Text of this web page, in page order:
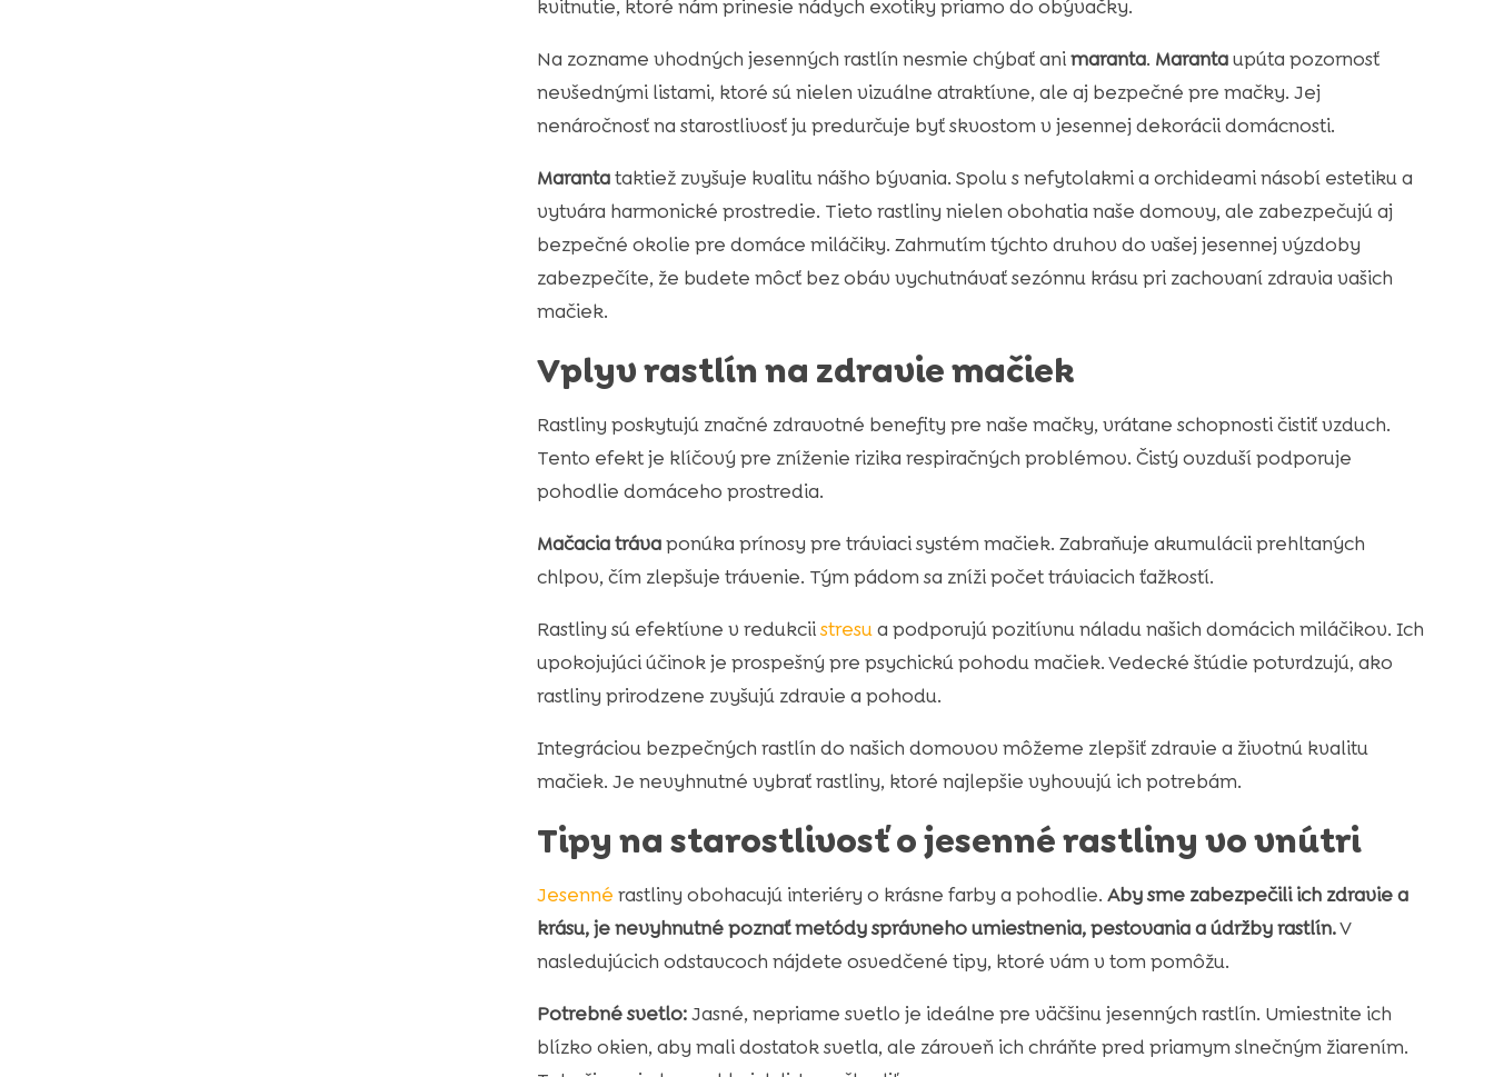
kvitnutie, ktoré nám prinesie nádych exotiky priamo do obývačky.
Na zozname vhodných jesenných rastlín nesmie chýbať animaranta. Marantaupúta pozornosť
nevšednými listami, ktoré sú nielen vizuálne atraktívne, ale aj bezpečné pre mačky. Jej
nenáročnosť na starostlivosť ju predurčuje byť skvostom v jesennej dekorácii domácnosti.
Marantataktiež zvyšuje kvalitu nášho bývania. Spolu s nefytolakmi a orchideami násobí estetiku a
vytvára harmonické prostredie. Tieto rastliny nielen obohatia naše domovy, ale zabezpečujú aj
bezpečné okolie pre domáce miláčiky. Zahrnutím týchto druhov do vašej jesennej výzdoby
zabezpečíte, že budete môcť bez obáv vychutnávať sezónnu krásu pri zachovaní zdravia vašich
mačiek.
Vplyv rastlín na zdravie mačiek
Rastliny poskytujú značné zdravotné benefity pre naše mačky, vrátane schopnosti čistiť vzduch.
Tento efekt je klíčový pre zníženie rizika respiračných problémov. Čistý ovzduší podporuje
pohodlie domáceho prostredia.
Mačacia trávaponúka prínosy pre tráviaci systém mačiek. Zabraňuje akumulácii prehltaných
chlpov, čím zlepšuje trávenie. Tým pádom sa zníži počet tráviacich ťažkostí.
Rastliny sú efektívne v redukciistresua podporujú pozitívnu náladu našich domácich miláčikov. Ich
upokojujúci účinok je prospešný pre psychickú pohodu mačiek. Vedecké štúdie potvrdzujú, ako
rastliny prirodzene zvyšujú zdravie a pohodu.
Integráciou bezpečných rastlín do našich domovov môžeme zlepšiť zdravie a životnú kvalitu
mačiek. Je nevyhnutné vybrať rastliny, ktoré najlepšie vyhovujú ich potrebám.
Tipy na starostlivosť o jesenné rastliny vo vnútri
Jesenné rastliny obohacujú interiéry o krásne farby a pohodlie. Aby sme zabezpečili ich zdravie a
krásu, je nevyhnutné poznať metódy správneho umiestnenia, pestovania a údržby rastlín.V
nasledujúcich odstavcoch nájdete osvedčené tipy, ktoré vám v tom pomôžu.
Potrebné svetlo:Jasné, nepriame svetlo je ideálne pre väčšinu jesenných rastlín. Umiestnite ich
blízko okien, aby mali dostatok svetla, ale zároveň ich chráňte pred priamym slnečným žiarením.